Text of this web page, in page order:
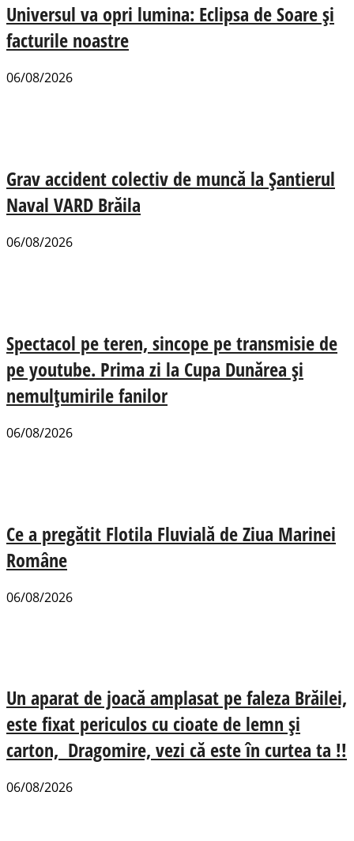
Universul va opri lumina: Eclipsa de Soare și
facturile noastre
06/08/2026
Grav accident colectiv de muncă la Șantierul
Naval VARD Brăila
06/08/2026
Spectacol pe teren, sincope pe transmisie de
pe youtube. Prima zi la Cupa Dunărea și
nemulțumirile fanilor
06/08/2026
Ce a pregătit Flotila Fluvială de Ziua Marinei
Române
06/08/2026
Un aparat de joacă amplasat pe faleza Brăilei,
este fixat periculos cu cioate de lemn și
carton, Dragomire, vezi că este în curtea ta !!
06/08/2026